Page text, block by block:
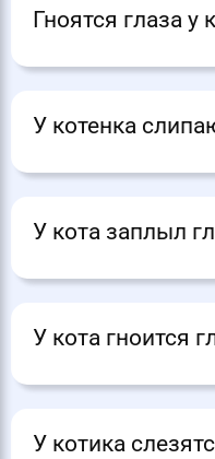
Гноятся глаза у
У котенка
У кота заплыл
У кота гноится
У котика